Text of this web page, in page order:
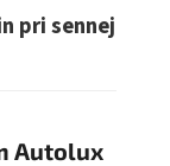
pri sennej
Autolux